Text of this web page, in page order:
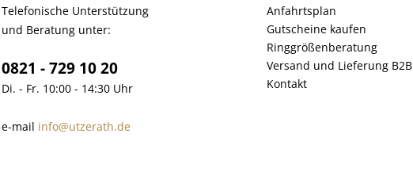
Telefonische Unterstützung
und Beratung unter:
0821 - 729 10 20
Di. - Fr. 10:00 - 14:30 Uhr
e-mail info@utzerath.de
Anfahrtsplan
Gutscheine kaufen
Ringgrößenberatung
Versand und Lieferung B2B
Kontakt